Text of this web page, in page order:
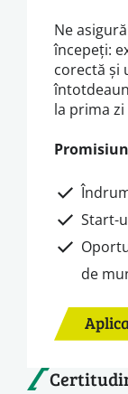
Ne
începeți:
corectă și
la prima
Start-
de